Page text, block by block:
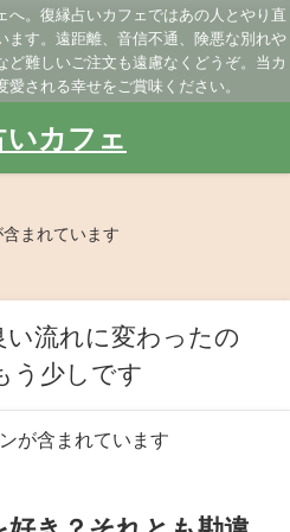
へ。復縁占いカフェではあの人とやり直
ます。遠距離、音信不通、険悪な別れや
ど難しいご注文も遠慮なくどうぞ。当カ
される幸せをご賞味ください。
いカフェ
まれています
い流れに変わったの
う少しです
が含まれています